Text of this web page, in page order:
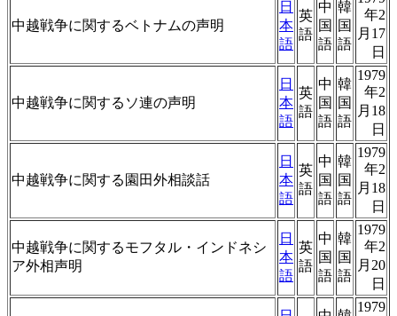
中越戦争に関するベトナムの声明
日
本
語
英
語
中
国
語
韓
国
語
年2
月17
日
中越戦争に関するソ連の声明
日
本
語
英
語
中
国
語
韓
国
語
1979
年2
月18
日
中越戦争に関する園田外相談話
日
本
語
英
語
中
国
語
韓
国
語
1979
年2
月18
日
中越戦争に関するモフタル・インドネシ
ア外相声明
日
本
語
英
語
中
国
語
韓
国
語
1979
年2
月20
日
1979